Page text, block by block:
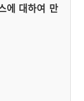
에 대하여 만